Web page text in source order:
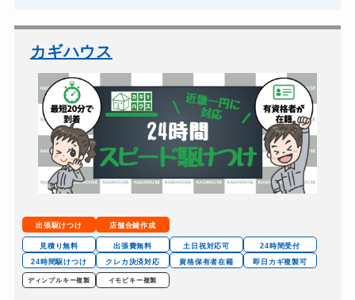
バイクカギ開け
バイクカギ作成 16,500円～(税込)
金庫カギ開け 14,300円～(税込)
金庫カギ修理 11,000円～(税込)
金庫カギ交換 11,000円～(税込)
カギハウス
出張駆けつけ 店舗合鍵作成
見積り無料 出張費無料 土日祝対応可
24時間受付
24時間駆けつけ
クレカ決済対応 資格保有者在籍 即日カギ複製可
ディンプルキー複製 イモビキー複製